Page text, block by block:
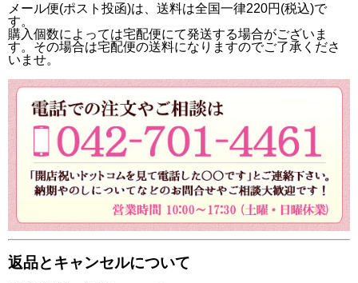
メール便(ポスト投函)は、送料は全国一律220円(税込)で
す。
購入個数によっては宅配便にて発送する場合がございま
す。その場合は宅配便の送料になりますのでご了承くださ
いませ。
返品とキャンセルについて